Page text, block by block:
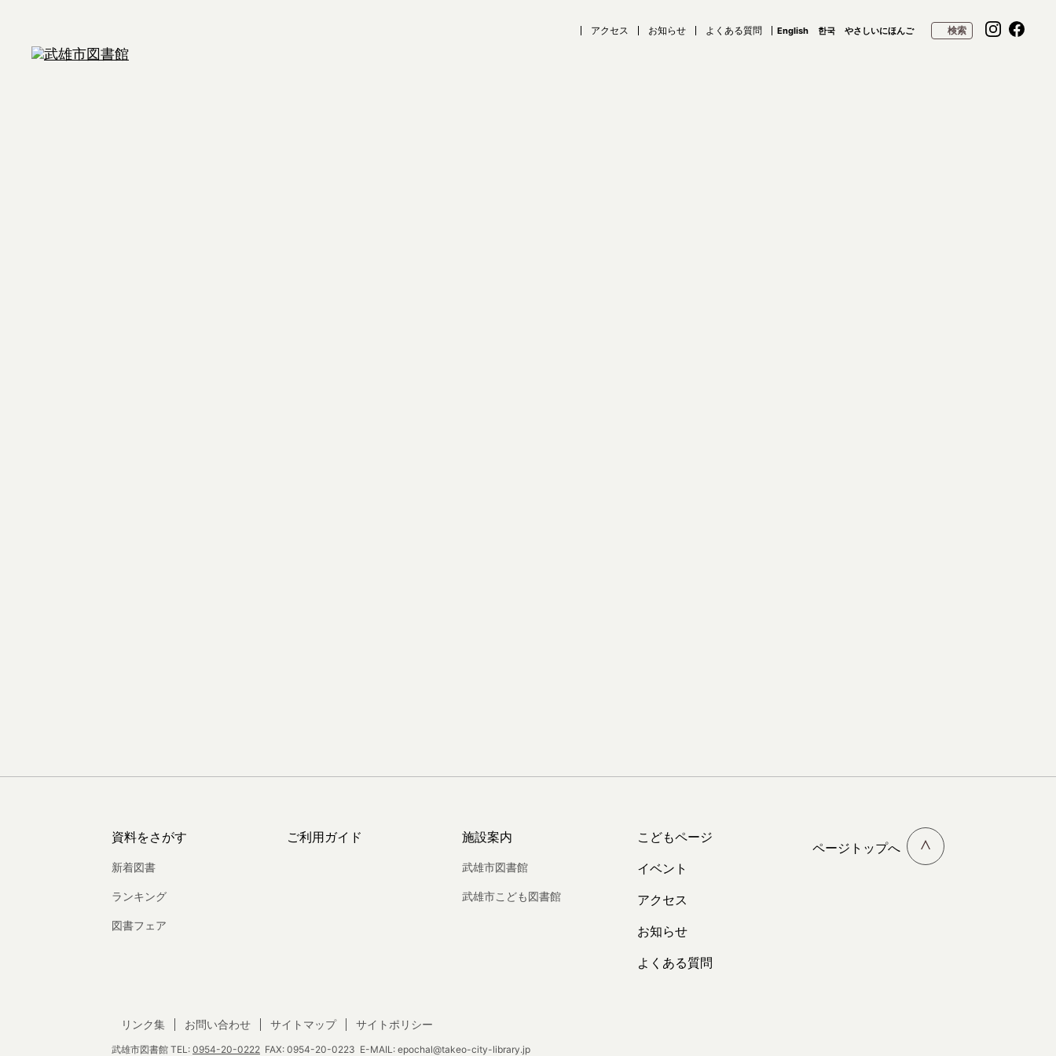
アクセス お知らせ よくある質問 English 한국 やさしいにほんご 検索
資料をさがす
新着図書
ランキング
図書フェア
ご利用ガイド 施設案内
武雄市図書館
武雄市こども図書館
こどもページ
イベント
アクセス
お知らせ
よくある質問
ページトップへ
武雄市図書館 TEL: 0954-20-0222 FAX: 0954-20-0223 E-MAIL: epochal@takeo-city-library.jp
リンク集 お問い合わせ サイトマップ サイトポリシー